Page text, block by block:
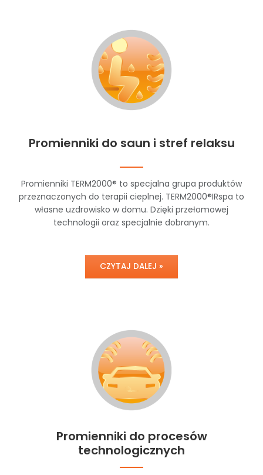
Promienniki do saun i stref relaksu
Promienniki TERM2000® to specjalna grupa produktów
przeznaczonych do terapii cieplnej. TERM2000®IRspa to
własne uzdrowisko w domu. Dzięki przełomowej
technologii oraz specjalnie dobranym.
CZYTAJ DALEJ »
Promienniki do procesów
technologicznych